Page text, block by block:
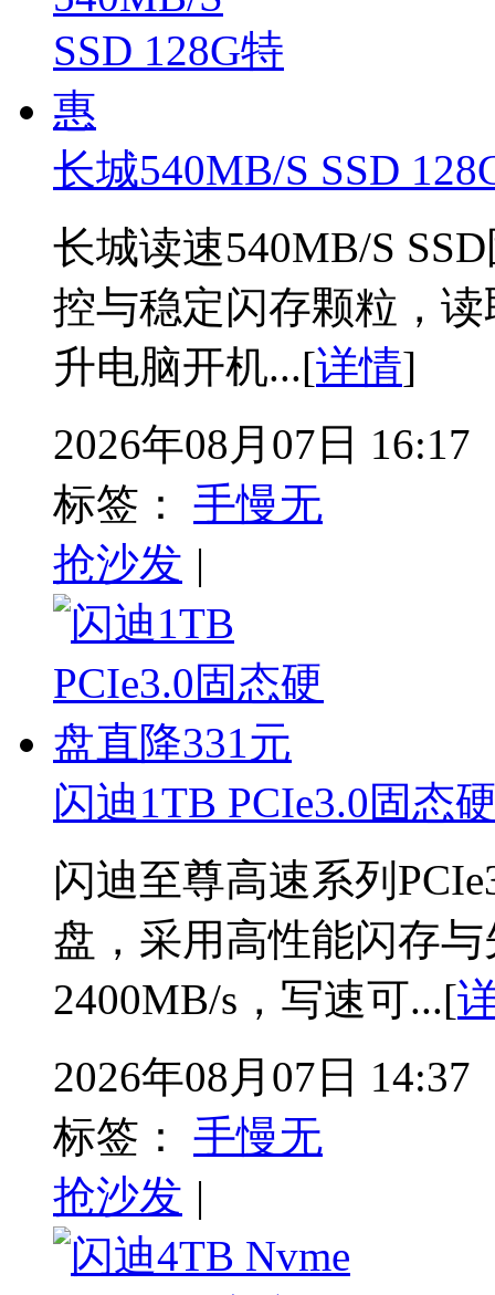
长城540MB/S SSD
长城读速540MB/S
控与稳定闪存颗粒，
升电脑开机...[详情]
2026年08月07日 16:17
标签：
手慢无
抢沙发 |
闪迪1TB PCIe3.0固态
闪迪至尊高速系列
盘，采用高性能闪存
2400MB/s，写速可...[
2026年08月07日 14:37
标签：
手慢无
抢沙发 |